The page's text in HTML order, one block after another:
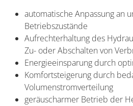
automatische Anpassung an
Betriebszustände
Aufrechterhaltung des
Zu- oder Abschalten von
Energieeinsparung durch
Komfortsteigerung durch
Volumenstromverteilung
geräuscharmer Betrieb der